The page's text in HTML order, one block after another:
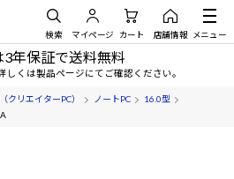
検索 マイページ カート 店舗情報 メニュー
3年保証で送料無料
しくは製品ページにてご確認ください。
クリエイターPC） ノートPC
16.0型